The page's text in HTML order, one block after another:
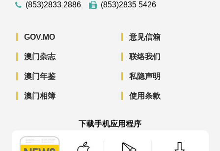
(853)2833 2886
(853)2835 5426
GOV.MO
澳门杂志
澳门年鉴
澳门相簿
意见信箱
联络我们
私隐声明
使用条款
下载手机应用程序